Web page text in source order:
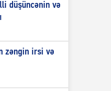
düşüncənin və
zəngin irsi və